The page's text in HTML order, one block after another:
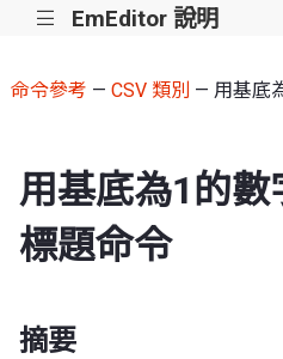
||| EmEditor 說明
命令參考 — CSV 類別 — 用基底
用基底為1的數
標題命令
摘要